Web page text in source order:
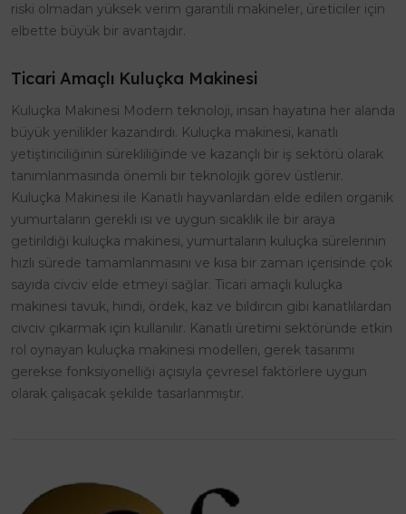
riski olmadan yüksek verim garantili makineler, üreticiler için
elbette büyük bir avantajdır.
Ticari Amaçlı Kuluçka Makinesi
Kuluçka Makinesi Modern teknoloji, insan hayatına her alanda
büyük yenilikler kazandırdı. Kuluçka makinesi, kanatlı
yetiştiriciliğinin sürekliliğinde ve kazançlı bir iş sektörü olarak
tanımlanmasında önemli bir teknolojik görev üstlenir.
Kuluçka Makinesi ile Kanatlı hayvanlardan elde edilen organik
yumurtaların gerekli ısı ve uygun sıcaklık ile bir araya
getirildiği kuluçka makinesi, yumurtaların kuluçka sürelerinin
hızlı sürede tamamlanmasını ve kısa bir zaman içerisinde çok
sayıda civciv elde etmeyi sağlar. Ticari amaçlı kuluçka
makinesi tavuk, hindi, ördek, kaz ve bıldırcın gibi kanatlılardan
civciv çıkarmak için kullanılır. Kanatlı üretimi sektöründe etkin
rol oynayan kuluçka makinesi modelleri, gerek tasarımı
gerekse fonksiyonelliği açısıyla çevresel faktörlere uygun
olarak çalışacak şekilde tasarlanmıştır.